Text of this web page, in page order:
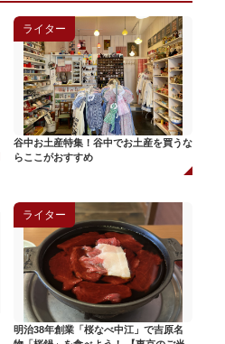
ライター
谷中お土産特集！谷中でお土産を買うな
らここがおすすめ
ライター
明治38年創業「桜なべ中江」で吉原名